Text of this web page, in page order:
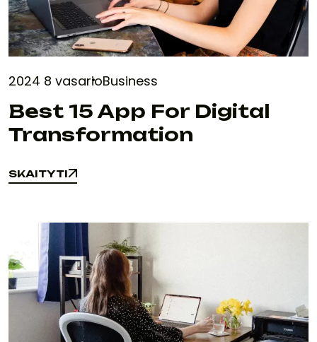
2024 8 vasarioBusiness
Best 15 App For Digital
Transformation
SKAITYTI
SKAITYTI